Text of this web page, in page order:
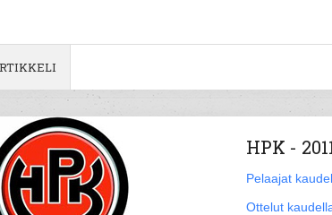
HPK -
Pelaajat
Ottelut